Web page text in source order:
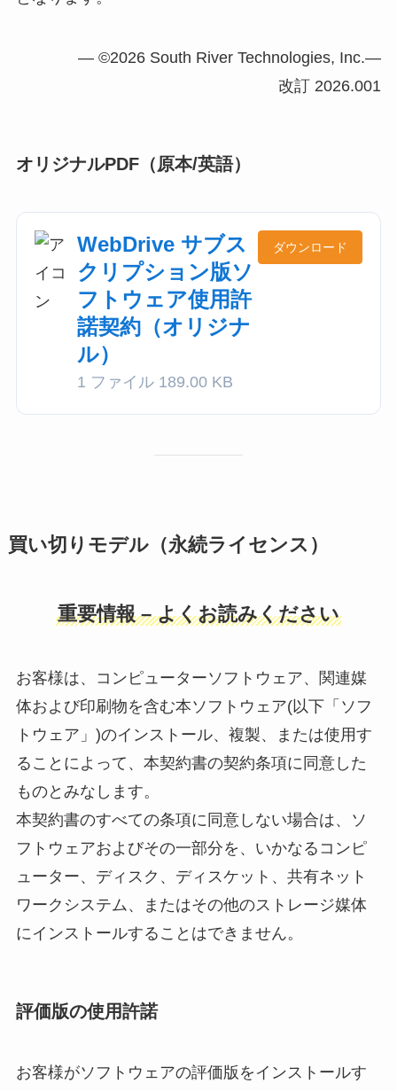
— ©2026 South River Technologies, Inc.—
改訂 2026.001
オリジナルPDF（原本/英語）
WebDrive サブス
クリプション版ソ
フトウェア使用許
諾契約（オリジナ
ル）
1 ファイル 189.00 KB
ダウンロード
買い切りモデル（永続ライセンス）
重要情報 – よくお読みください
お客様は、コンピューターソフトウェア、関連媒
体および印刷物を含む本ソフトウェア(以下「ソフ
トウェア」)のインストール、複製、または使用す
ることによって、本契約書の契約条項に同意した
ものとみなします。
本契約書のすべての条項に同意しない場合は、ソ
フトウェアおよびその一部分を、いかなるコンピ
ューター、ディスク、ディスケット、共有ネット
ワークシステム、またはその他のストレージ媒体
にインストールすることはできません。
評価版の使用許諾
お客様がソフトウェアの評価版をインストールす